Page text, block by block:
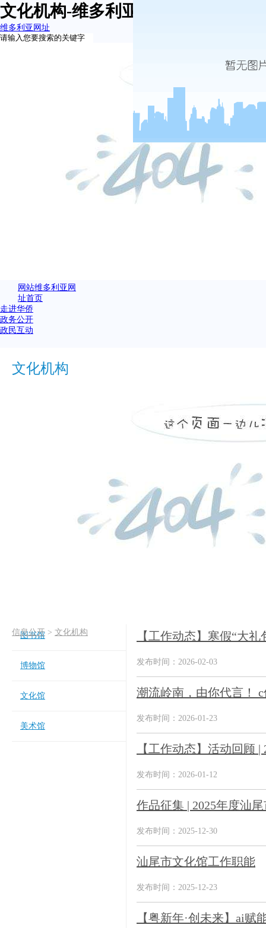
文化机构-维多利亚网址
维多利亚网址
网站维多利亚网
址首页
走进华侨
政务公开
政民互动
文化机构
信息公开 > 文化机构
图书馆
博物馆
文化馆
美术馆
【工作动态】寒假“大
发布时间：2026-02-03
潮流岭南，由你代言！
发布时间：2026-01-23
【工作动态】活动回顾
发布时间：2026-01-12
作品征集 | 2025年度汕
发布时间：2025-12-30
汕尾市文化馆工作职能
发布时间：2025-12-23
【粤新年·创未来】ai